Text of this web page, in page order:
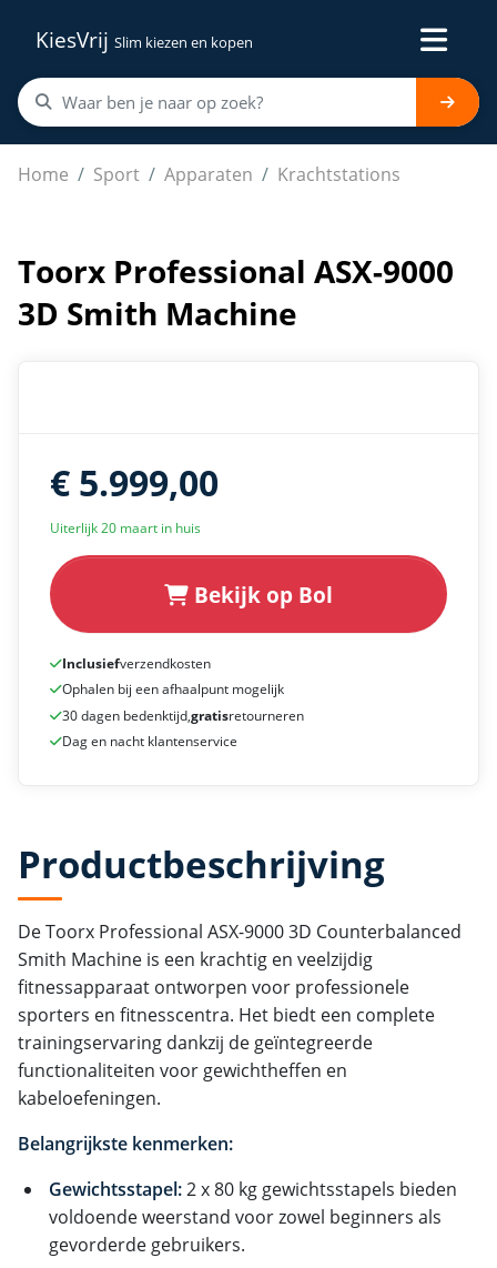
KiesVrij Slim kiezen en kopen
Home Sport Apparaten Krachtstations
Toorx Professional ASX-9000 3D Smith Machine
Toorx Professional ASX-9000
3D Smith Machine
€ 5.999,00
Uiterlijk 20 maart in huis
Bekijk op Bol
Inclusiefverzendkosten
Ophalen bij een afhaalpunt mogelijk
30 dagen bedenktijd,gratisretourneren
Dag en nacht klantenservice
Productbeschrijving
De Toorx Professional ASX-9000 3D Counterbalanced
Smith Machine is een krachtig en veelzijdig
fitnessapparaat ontworpen voor professionele
sporters en fitnesscentra. Het biedt een complete
trainingservaring dankzij de geïntegreerde
functionaliteiten voor gewichtheffen en
kabeloefeningen.
Belangrijkste kenmerken:
Gewichtsstapel:2 x 80 kg gewichtsstapels bieden
voldoende weerstand voor zowel beginners als
gevorderde gebruikers.